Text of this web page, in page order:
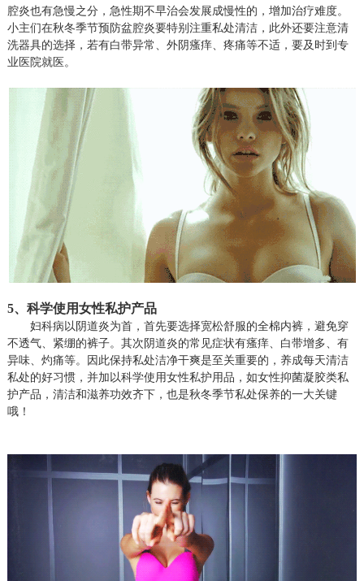
腔炎也有急慢之分，急性期不早治会发展成慢性的，增加治疗难度。
小主们在秋冬季节预防盆腔炎要特别注重私处清洁，此外还要注意清
洗器具的选择，若有白带异常、外阴瘙痒、疼痛等不适，要及时到专
业医院就医。
5、 科学使用女性私护产品
妇科病以阴道炎为首，首先要选择宽松舒服的全棉内裤，避免穿
不透气、紧绷的裤子。其次阴道炎的常见症状有瘙痒、白带增多、有
异味、灼痛等。因此保持私处洁净干爽是至关重要的，养成每天清洁
私处的好习惯，并加以科学使用女性私护用品，如女性抑菌凝胶类私
护产品 ，清洁和滋养功效齐下，也是秋冬季节私处保养的一大关键
哦！